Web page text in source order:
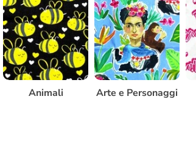
Animali Arte e Personaggi